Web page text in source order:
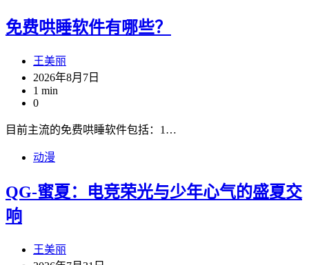
免费哄睡软件有哪些？
王美丽
2026年8月7日
1 min
0
目前主流的免费哄睡软件包括：1…
动漫
QG-蜜夏：电竞荣光与少年心气的盛夏交
响
王美丽